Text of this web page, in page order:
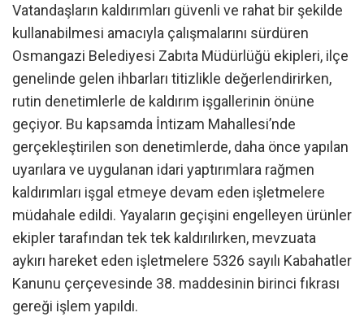
Vatandaşların kaldırımları güvenli ve rahat bir şekilde
kullanabilmesi amacıyla çalışmalarını sürdüren
Osmangazi Belediyesi Zabıta Müdürlüğü ekipleri, ilçe
genelinde gelen ihbarları titizlikle değerlendirirken,
rutin denetimlerle de kaldırım işgallerinin önüne
geçiyor. Bu kapsamda İntizam Mahallesi’nde
gerçekleştirilen son denetimlerde, daha önce yapılan
uyarılara ve uygulanan idari yaptırımlara rağmen
kaldırımları işgal etmeye devam eden işletmelere
müdahale edildi. Yayaların geçişini engelleyen ürünler
ekipler tarafından tek tek kaldırılırken, mevzuata
aykırı hareket eden işletmelere 5326 sayılı Kabahatler
Kanunu çerçevesinde 38. maddesinin birinci fıkrası
gereği işlem yapıldı.